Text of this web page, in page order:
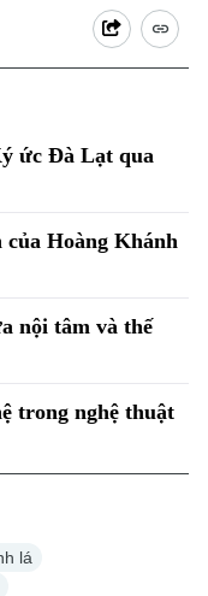
ức Đà Lạt qua
của Hoàng Khánh
nội tâm và thế
trong nghệ thuật
lá